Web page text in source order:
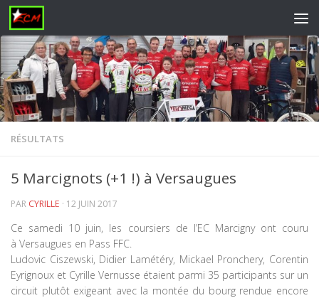
Skip to content
RÉSULTATS
5 Marcignots (+1 !) à Versaugues
PAR CYRILLE · 12 JUIN 2017
Ce samedi 10 juin, les coursiers de l’EC Marcigny ont couru
à Versaugues en Pass FFC.
Ludovic Ciszewski, Didier Lamétéry, Mickael Pronchery, Corentin
Eyrignoux et Cyrille Vernusse étaient parmi 35 participants sur un
circuit plutôt exigeant avec la montée du bourg rendue encore